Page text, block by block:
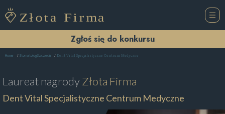
Zgłoś się do konkursu
Home Stomatolog Szczecin Dent Vital Specjalistyczne Centrum Medyczne
Laureat nagrodyZłota Firma
Dent Vital Specjalistyczne Centrum Medyczne